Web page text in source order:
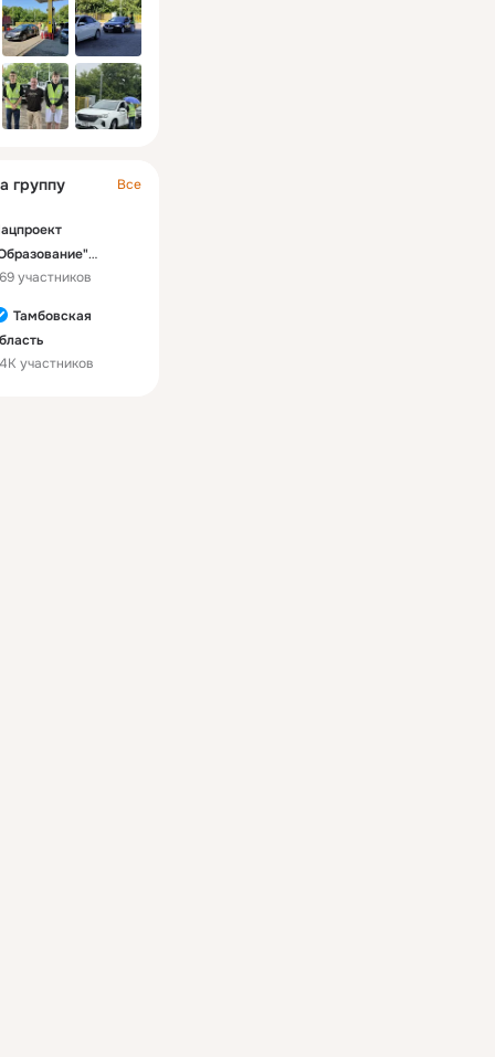
группу Все
область
участников
Тамбовская
участников